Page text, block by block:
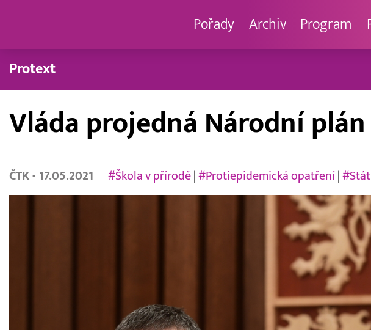
Pořady Archiv Program
Protext
Vláda projedná Národní
ČTK - 17.05.2021 #Škola v přírodě| #Protiepidemická opatření|